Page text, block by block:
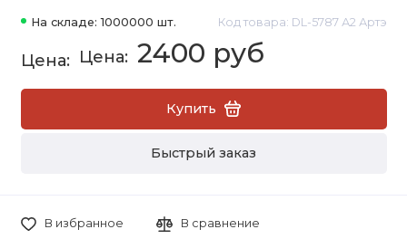
На складе: 1000000 шт. Код товара: DL-5787 А2 Артэ
2400 руб
Купить
Быстрый заказ
В избранное В сравнение